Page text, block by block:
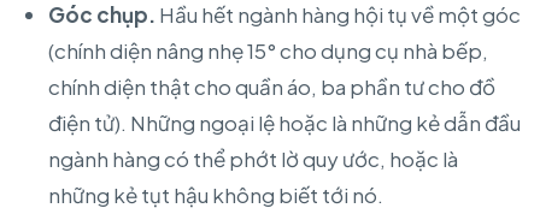
Góc chụp. Hầu hết ngành hàng hội tụ về một góc
(chính diện nâng nhẹ 15° cho dụng cụ nhà bếp,
chính diện thật cho quần áo, ba phần tư cho đồ
điện tử). Những ngoại lệ hoặc là những kẻ dẫn đầu
ngành hàng có thể phớt lờ quy ước, hoặc là
những kẻ tụt hậu không biết tới nó.